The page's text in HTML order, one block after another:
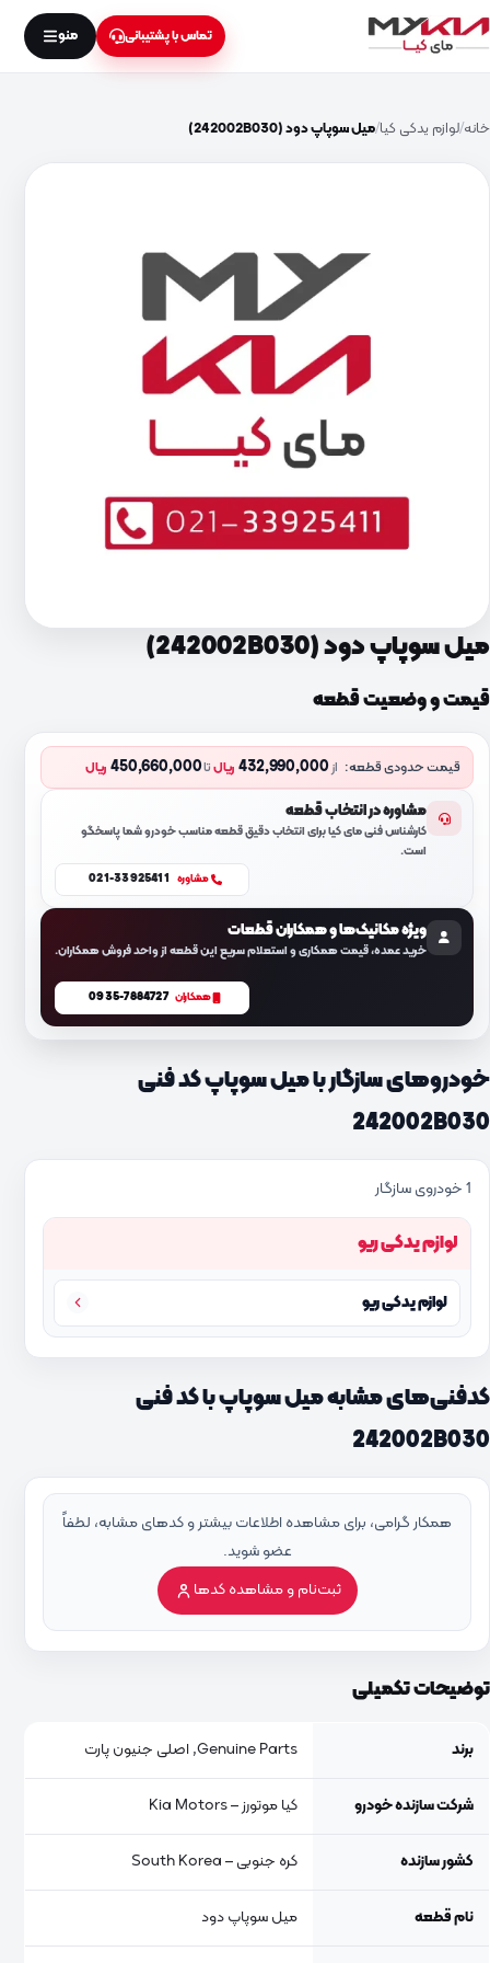
تماس با پشتیبانی منو
خانه لوازم یدکی کیا میل سوپاپ دود (242002B030)
میل سوپاپ دود (242002B030)
قیمت و وضعیت قطعه
قیمت حدودی قطعه: از432,990,000 ریالتا450,660,000 ریال
مشاوره در انتخاب قطعه
کارشناس فنی مای کیا برای انتخاب دقیق قطعه مناسب خودرو شما پاسخگو
است.
مشاوره 021-33925411
ویژه مکانیک‌ها و همکاران قطعات
خرید عمده، قیمت همکاری و استعلام سریع این قطعه از واحد فروش همکاران.
همکاران 0935-7884727
خودروهای سازگار با میل سوپاپ کد فنی
242002B030
1 خودروی سازگار
لوازم یدکی ریو
لوازم یدکی ریو
کدفنی‌های مشابه میل سوپاپ با کد فنی
242002B030
همکار گرامی، برای مشاهده اطلاعات بیشتر و کدهای مشابه، لطفاً
عضو شوید.
ثبت‌نام و مشاهده کدها
توضیحات تکمیلی
برند Genuine Parts, اصلی جنیون پارت
شرکت سازنده خودرو کیا موتورز – Kia Motors
کشور سازنده کره جنوبی – South Korea
نام قطعه میل سوپاپ دود